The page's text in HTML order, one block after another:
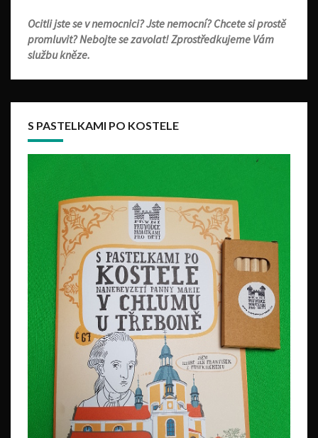
Ocitli jste se v nemocnici? Jste nemocní? Chcete si prostě
promluvit? Nebojte se zavolat! Zprostředkujeme Vám
službu kněze.
S PASTELKAMI PO KOSTELE